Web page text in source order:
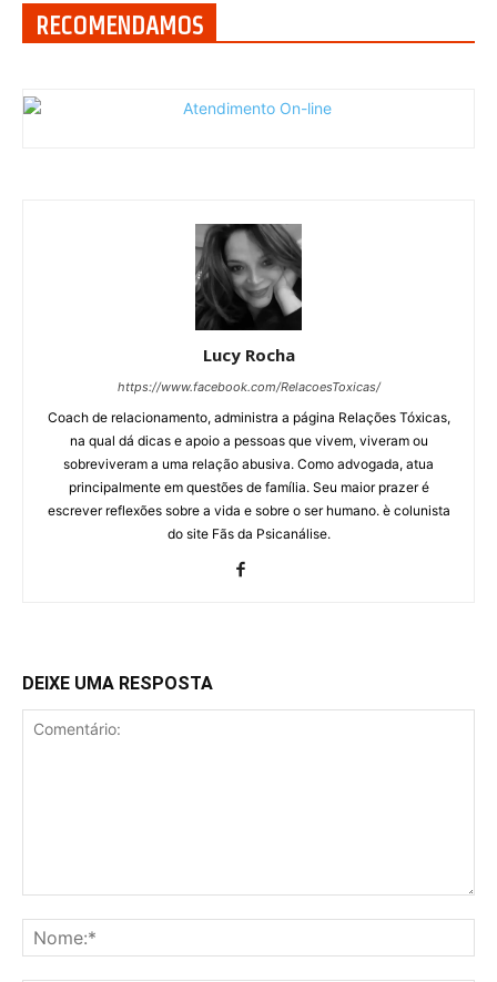
RECOMENDAMOS
Lucy Rocha
https://www.facebook.com/RelacoesToxicas/
Coach de relacionamento, administra a página Relações Tóxicas,
na qual dá dicas e apoio a pessoas que vivem, viveram ou
sobreviveram a uma relação abusiva. Como advogada, atua
principalmente em questões de família. Seu maior prazer é
escrever reflexões sobre a vida e sobre o ser humano. è colunista
do site Fãs da Psicanálise.
DEIXE UMA RESPOSTA